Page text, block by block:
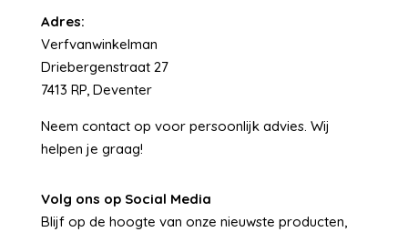
Adres:
Verfvanwinkelman
Driebergenstraat 27
7413 RP, Deventer
Neem contact op voor persoonlijk advies. Wij
helpen je graag!
Volg ons op Social Media
Blijf op de hoogte van onze nieuwste producten,